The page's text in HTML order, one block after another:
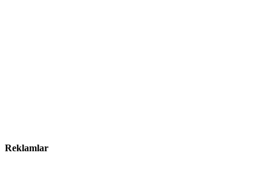
Reklamlar